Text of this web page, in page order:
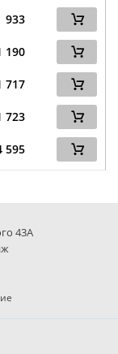
933
190
717
723
595
43А